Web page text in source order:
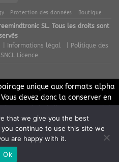
Protection des données Boutique
SL. Tous les droits sont
| Informations légal
| Politique des
| SNCL Licence
unique aux formats alpha
devez donc la conserver en
pourra être fournie concernant
des produits. Nos prix de
les autres taxes. Vous pouvez
conseils certifiés EviPro NFC.
that we give you the best
continue to use this site we
are happy with it.
Ok